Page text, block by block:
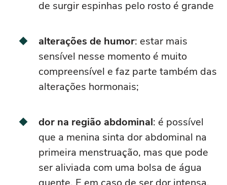
de surgir espinhas pelo rosto é grande
alterações de humor: estar mais
sensível nesse momento é muito
compreensível e faz parte também das
alterações hormonais;
dor na região abdominal: é possível
que a menina sinta dor abdominal na
primeira menstruação, mas que pode
ser aliviada com uma bolsa de água